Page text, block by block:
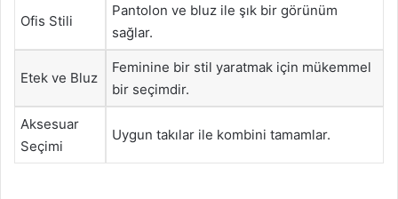
Ofis Stili
Pantolon ve bluz ile şık bir görünüm
sağlar.
Etek ve Bluz
Feminine bir stil yaratmak için mükemmel
bir seçimdir.
Aksesuar
Seçimi
Uygun takılar ile kombini tamamlar.